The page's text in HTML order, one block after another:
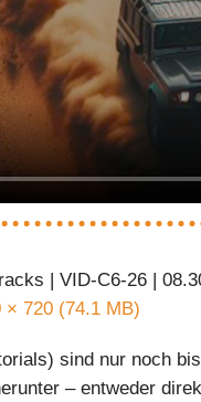
| VID-C6-26 |
× 720 (74.1 MB)
sind nur noch
– entweder